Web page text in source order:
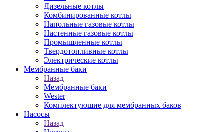
Дизельные котлы
Комбинированные котлы
Напольные газовые котлы
Настенные газовые котлы
Промышленные котлы
Твердотопливные котлы
Электрические котлы
Мембранные баки
Назад
Мембранные баки
Wester
Комплектуюшие для мембранных баков
Насосы
Назад